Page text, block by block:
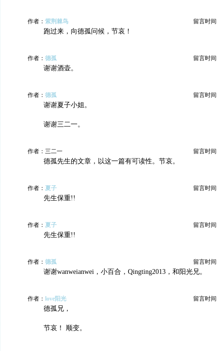
作者： 紫荆棘鸟 留言时间
跑过来，向德孤问候，节哀！
作者： 德孤 留言时间
谢谢酒壶。
作者： 德孤 留言时间
谢谢夏子小姐。
谢谢三二一。
作者：三二一 留言时间
德孤先生的文章，以这一篇有可读性。节哀。
作者： 夏子 留言时间
先生保重!!
作者： 夏子 留言时间
先生保重!!
作者： 德孤 留言时间
谢谢wanweianwei，小百合，Qingting2013，和阳光兄。
作者： love阳光 留言时间
德孤兄，
节哀！ 顺变。